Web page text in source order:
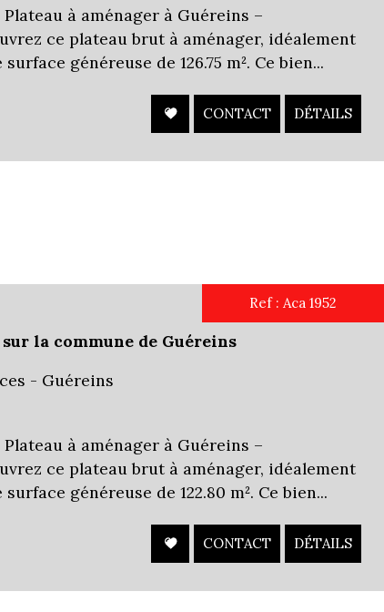
à aménager à Guéreins –
ce plateau brut à aménager, idéalement
généreuse de 126.75 m². Ce bien...
CONTACT DÉTAILS
Ref : Aca 1952
la commune de Guéreins
- Guéreins
à aménager à Guéreins –
ce plateau brut à aménager, idéalement
généreuse de 122.80 m². Ce bien...
CONTACT DÉTAILS